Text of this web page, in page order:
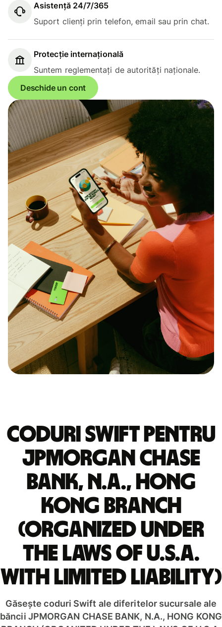
Asistență 24/7/365
Suport clienți prin telefon, email sau prin chat.
Protecție internațională
Suntem reglementați de autorități naționale.
Deschide un cont
Coduri Swift pentru
JPMORGAN CHASE
BANK, N.A., HONG
KONG BRANCH
(ORGANIZED UNDER
THE LAWS OF U.S.A.
WITH LIMITED LIABILITY)
Găsește coduri Swift ale diferitelor sucursale ale
băncii JPMORGAN CHASE BANK, N.A., HONG KONG